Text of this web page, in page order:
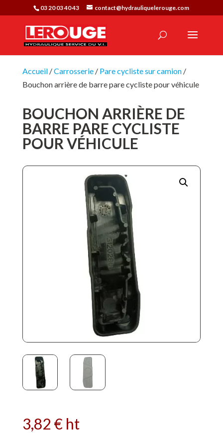
03 20 03 40 43 contact@hydrauliquelerouge.com
Accueil/Carrosserie/ Pare cycliste sur camion/
Bouchon arrière de barre pare cycliste pour véhicule
BOUCHON ARRIÈRE DE
BARRE PARE CYCLISTE
POUR VÉHICULE
3,82 € ht